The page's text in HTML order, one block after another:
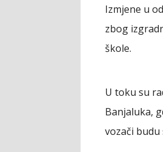
Izmjene u
zbog
škole.
U toku su
Banjaluka,
vozači budu